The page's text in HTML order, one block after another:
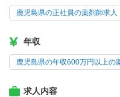
鹿児島県の正社員の薬剤師求人
年収
鹿児島県の年収600万円以上の
求人内容